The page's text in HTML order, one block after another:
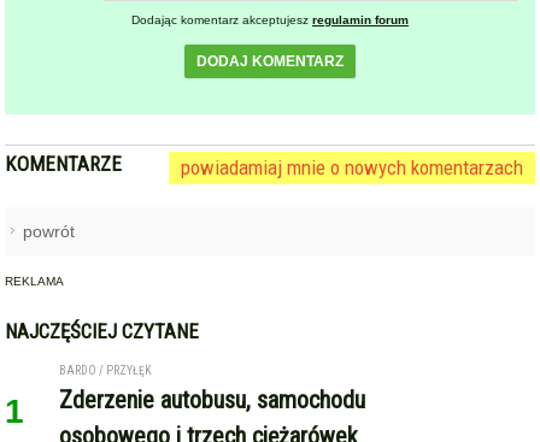
Dodając komentarz akceptujesz regulamin forum
DODAJ KOMENTARZ
KOMENTARZE powiadamiaj mnie o nowych komentarzach
powrót
REKLAMA
NAJCZĘŚCIEJ CZYTANE
1
BARDO / PRZYŁĘK
Zderzenie autobusu, samochodu